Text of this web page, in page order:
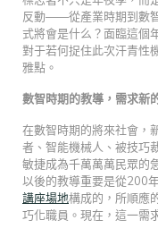
反動——從產業時期到數
式將會是什么？面臨這個
對于若何捉住此次汗青性
雅點。
數智時期的教導，需求新
在數智時期的將來社會，
者、智能機械人、被技巧
敏捷成為千萬萬萬民眾的
以後的教導重要是從200
講座場地構成的，所順應
巧化職員。現在，這一需